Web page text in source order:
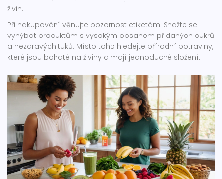
živin.
Při nakupování věnujte pozornost etiketám. Snažte se
vyhýbat produktům s vysokým obsahem přidaných cukrů
a nezdravých tuků. Místo toho hledejte přírodní potraviny,
které jsou bohaté na živiny a mají jednoduché složení.